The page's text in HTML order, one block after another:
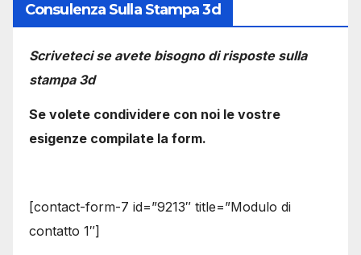
Consulenza Sulla Stampa 3d
Scriveteci se avete bisogno di risposte sulla
stampa 3d
Se volete condividere con noi le vostre
esigenze compilate la form.
[contact-form-7 id=”9213″ title=”Modulo di
contatto 1″]